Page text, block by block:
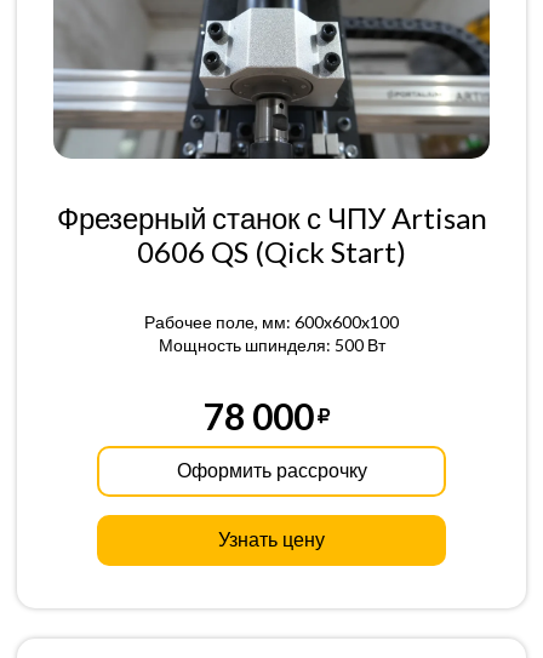
Фрезерный станок с ЧПУ Artisan
0606 QS (Qick Start)
Рабочее поле, мм: 600x600x100
Мощность шпинделя: 500 Вт
78 000
Оформить рассрочку
Узнать цену